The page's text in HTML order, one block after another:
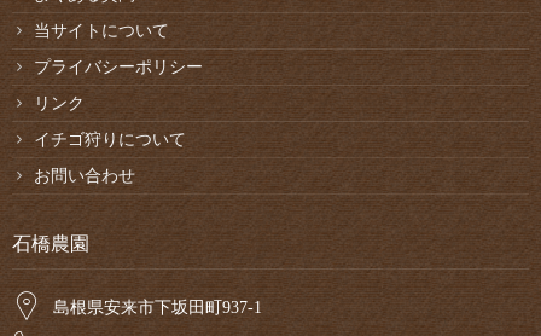
当サイトについて
プライバシーポリシー
リンク
イチゴ狩りについて
お問い合わせ
石橋農園
島根県安来市下坂田町937-1